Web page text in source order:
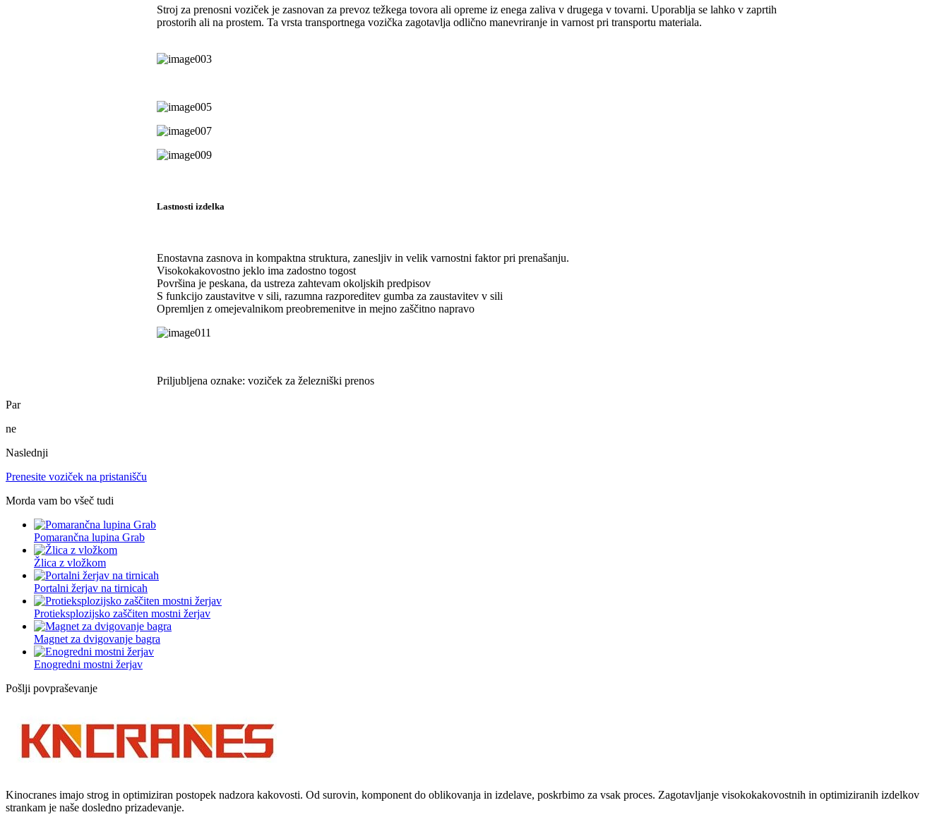
Stroj za prenosni voziček je zasnovan za prevoz težkega tovora ali opreme iz enega zaliva v drugega v tovarni. Uporablja se lahko v zaprtih
prostorih ali na prostem. Ta vrsta transportnega vozička zagotavlja odlično manevriranje in varnost pri transportu materiala.
Lastnosti izdelka
Enostavna zasnova in kompaktna struktura, zanesljiv in velik varnostni faktor pri prenašanju.
Visokokakovostno jeklo ima zadostno togost
Površina je peskana, da ustreza zahtevam okoljskih predpisov
S funkcijo zaustavitve v sili, razumna razporeditev gumba za zaustavitev v sili
Opremljen z omejevalnikom preobremenitve in mejno zaščitno napravo
Priljubljena oznake: voziček za železniški prenos
Par
ne
Naslednji
Prenesite voziček na pristanišču
Morda vam bo všeč tudi
Pomarančna lupina Grab
Žlica z vložkom
Portalni žerjav na tirnicah
Protieksplozijsko zaščiten mostni žerjav
Magnet za dvigovanje bagra
Enogredni mostni žerjav
Pošlji povpraševanje
Kinocranes imajo strog in optimiziran postopek nadzora kakovosti. Od surovin, komponent do oblikovanja in izdelave, poskrbimo za vsak proces. Zagotavljanje visokokakovostnih in optimiziranih izdelkov
strankam je naše dosledno prizadevanje.